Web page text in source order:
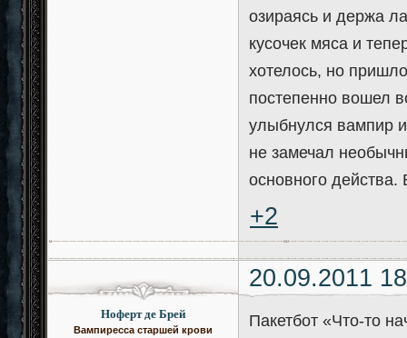
озираясь и держа
кусочек мяса и
хотелось, но
постепенно вошел
улыбнулся вампир
не замечал
основного действа.
+2
20.09.2011
Ноферт де Брей
Вампиресса старшей крови
Пакетбот «Что-то